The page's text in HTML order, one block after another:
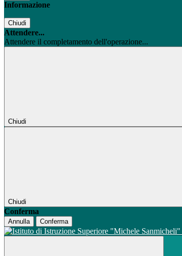
Informazione
Chiudi
Attendere...
Attendere il completamento dell'operazione...
Chiudi
Chiudi
Conferma
Annulla Conferma